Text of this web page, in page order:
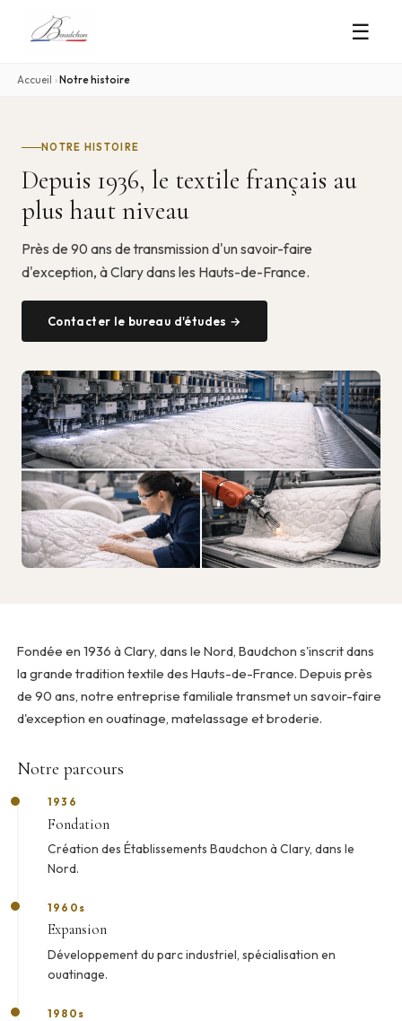
☰
Accueil ›Notre histoire
NOTRE HISTOIRE
Depuis 1936, le textile français au
plus haut niveau
Près de 90 ans de transmission d'un savoir-faire
d'exception, à Clary dans les Hauts-de-France.
Contacter le bureau d'études →
Fondée en 1936 à Clary, dans le Nord, Baudchon s'inscrit dans
la grande tradition textile des Hauts-de-France. Depuis près
de 90 ans, notre entreprise familiale transmet un savoir-faire
d'exception en ouatinage, matelassage et broderie.
Notre parcours
1936
Fondation
Création des Établissements Baudchon à Clary, dans le
Nord.
1960s
Expansion
Développement du parc industriel, spécialisation en
ouatinage.
1980s